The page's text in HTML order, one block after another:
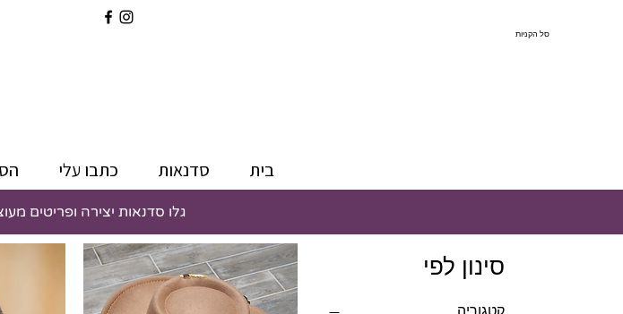
כתבו עלי סדנאות בית
סל הקניות
גלו סדנאות יצירה ופריטים
סינון לפי
קטגוריה